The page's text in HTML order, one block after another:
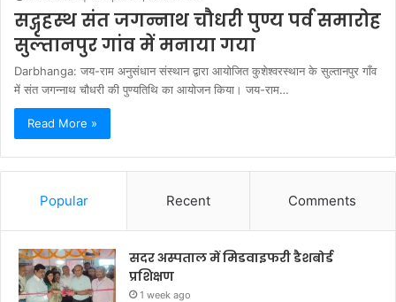
सद्गृहस्थ संत जगन्नाथ चौधरी पुण्य पर्व समारोह
सुल्तानपुर गांव में मनाया गया
Darbhanga: जय-राम अनुसंधान संस्थान द्वारा आयोजित कुशेश्वरस्थान के सुल्तानपुर गाँव
में संत जगन्नाथ चौधरी की पुण्यतिथि का आयोजन किया। जय-राम…
Read More »
Popular Recent Comments
सदर अस्पताल में मिडवाइफरी डैशबोर्ड
प्रशिक्षण
1 week ago